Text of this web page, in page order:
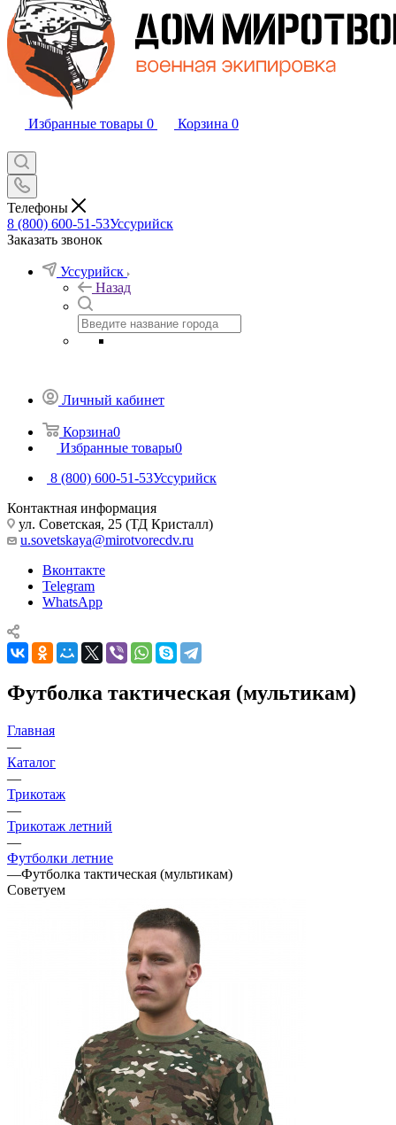
Избранные товары 0 Корзина 0
Телефоны
8 (800) 600-51-53Уссурийск
Заказать звонок
Уссурийск
Назад
Личный кабинет
Корзина0
Избранные товары0
8 (800) 600-51-53Уссурийск
Контактная информация
ул. Советская, 25 (ТД Кристалл)
u.sovetskaya@mirotvorecdv.ru
Вконтакте
Telegram
WhatsApp
Футболка тактическая (мультикам)
Главная
—
Каталог
—
Трикотаж
—
Трикотаж летний
—
Футболки летние
—Футболка тактическая (мультикам)
Советуем